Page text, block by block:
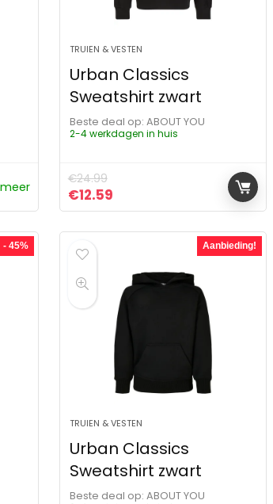
€45.99.
meer
TRUIEN & VESTEN
Urban Classics
Sweatshirt zwart
Beste deal op:
ABOUT YOU
2-4 werkdagen in huis
€24.99
Oorspronkelijke prijs was:
€12.59Huidige prijs is: €12.59.
- 45% Aanbieding!
TRUIEN & VESTEN
Urban Classics
Sweatshirt zwart
Beste deal op:
ABOUT YOU